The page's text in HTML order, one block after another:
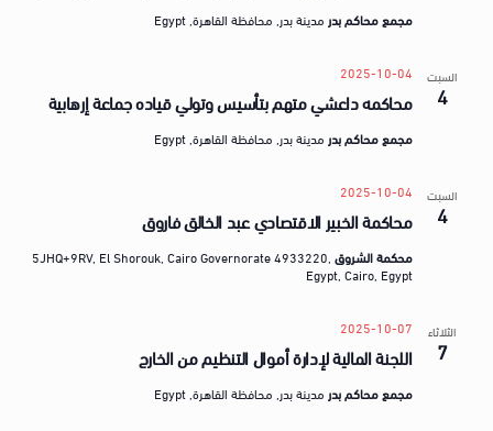
مجمع محاكم بدر مدينة بدر, محافظة القاهرة, Egypt
السبت
4 محاكمه داعشي متهم بتأسيس وتولي قياده جماعة إرهابية
2025-10-04
مجمع محاكم بدر مدينة بدر, محافظة القاهرة, Egypt
السبت
4 محاكمة الخبير الاقتصادي عبد الخالق فاروق
2025-10-04
محكمة الشروق5JHQ+9RV, El Shorouk, Cairo Governorate 4933220,
Egypt, Cairo, Egypt
الثلاثاء
7 اللجنة المالية لإدارة أموال التنظيم من الخارج
2025-10-07
مجمع محاكم بدر مدينة بدر, محافظة القاهرة, Egypt